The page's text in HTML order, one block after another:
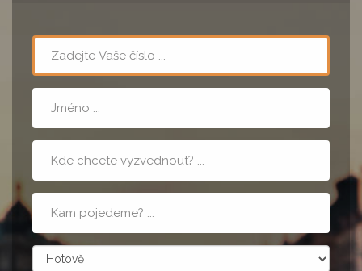
nástupu
adresa
zpusobPlatby